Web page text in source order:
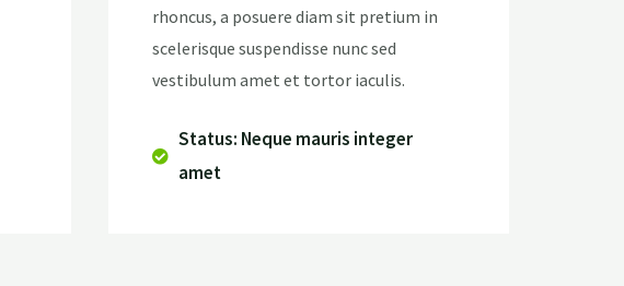
rhoncus, a posuere diam sit pretium in
scelerisque suspendisse nunc sed
vestibulum amet et tortor iaculis.
Status: Neque mauris integer
amet